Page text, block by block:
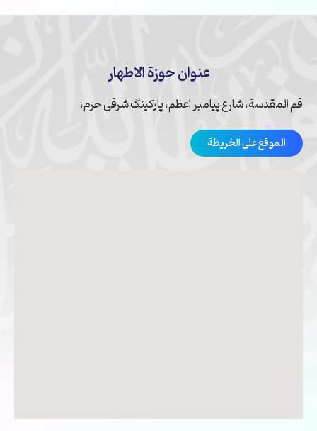
عنوان حوزة الاطهار
قم المقدسة، شارع پیامبر اعظم، پارکینگ شرقی حرم،
الموقع على الخريطة